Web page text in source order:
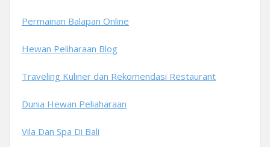
Permainan Balapan Online
Hewan Peliharaan Blog
Traveling Kuliner dan Rekomendasi Restaurant
Dunia Hewan Peliaharaan
Vila Dan Spa Di Bali